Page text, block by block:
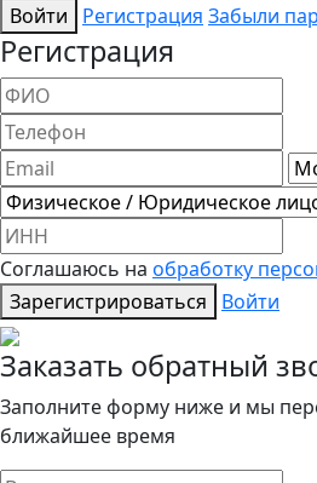
Войти
Регистрация Забыли
Регистрация
Соглашаюсь на обработку
Зарегистрироваться
Войти
Заказать обратный
Заполните форму ниже и мы
ближайшее время